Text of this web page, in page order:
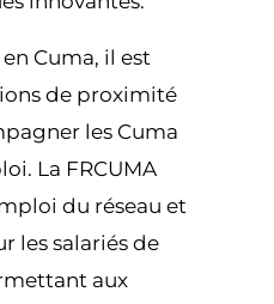
Cuma, il est
de proximité
les Cuma
La FRCUMA
du réseau et
les salariés de
aux